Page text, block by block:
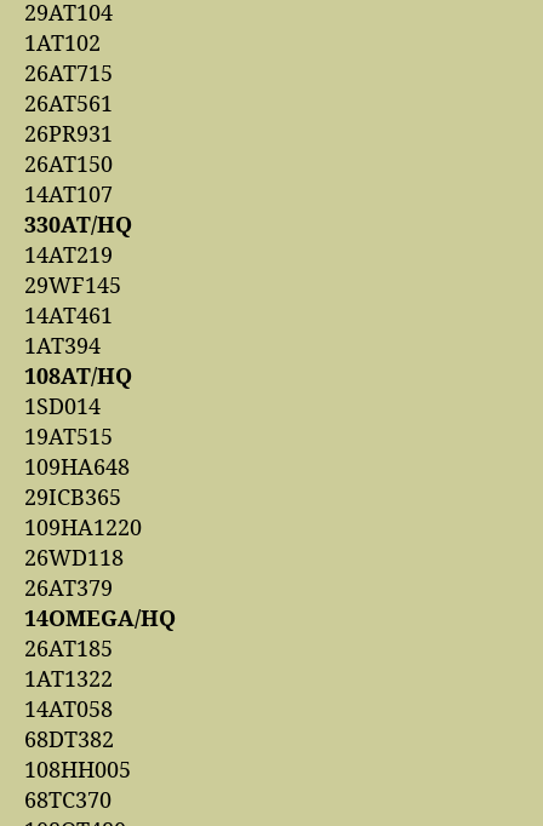
29AT104
1AT102
26AT715
26AT561
26PR931
26AT150
14AT107
330AT/HQ
14AT219
29WF145
14AT461
1AT394
108AT/HQ
1SD014
19AT515
109HA648
29ICB365
109HA1220
26WD118
26AT379
14OMEGA/HQ
26AT185
1AT1322
14AT058
68DT382
108HH005
68TC370